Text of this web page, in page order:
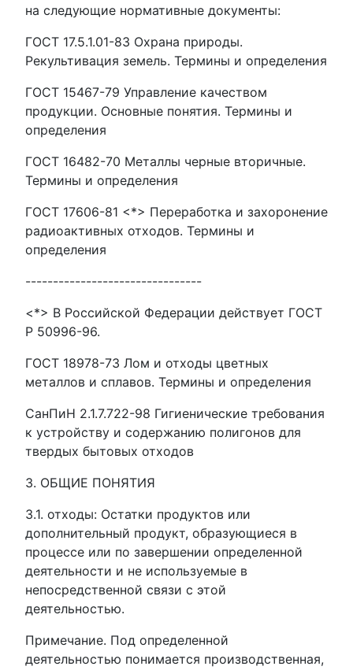
на следующие нормативные документы:
ГОСТ 17.5.1.01-83 Охрана природы.
Рекультивация земель. Термины и определения
ГОСТ 15467-79 Управление качеством
продукции. Основные понятия. Термины и
определения
ГОСТ 16482-70 Металлы черные вторичные.
Термины и определения
ГОСТ 17606-81 <*> Переработка и захоронение
радиоактивных отходов. Термины и
определения
--------------------------------
<*> В Российской Федерации действует ГОСТ
Р 50996-96.
ГОСТ 18978-73 Лом и отходы цветных
металлов и сплавов. Термины и определения
СанПиН 2.1.7.722-98 Гигиенические требования
к устройству и содержанию полигонов для
твердых бытовых отходов
3. ОБЩИЕ ПОНЯТИЯ
3.1. отходы: Остатки продуктов или
дополнительный продукт, образующиеся в
процессе или по завершении определенной
деятельности и не используемые в
непосредственной связи с этой
деятельностью.
Примечание. Под определенной
деятельностью понимается производственная,